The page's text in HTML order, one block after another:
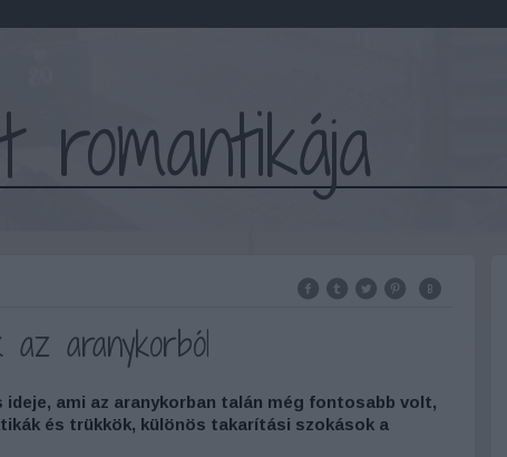
romantikája
az aranykorból
ami az aranykorban talán még fontosabb volt,
és trükkök, különös takarítási szokások a